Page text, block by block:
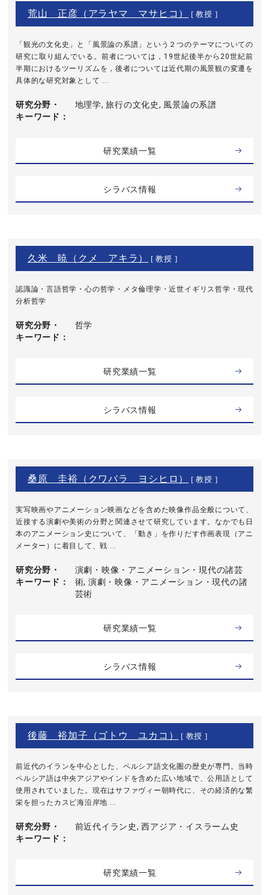
荒山 正彦（アラヤマ マサヒコ） [ 教授 ]
「観光の文化史」と「風景論の系譜」という２つのテーマについての
研究に取り組んでいる。前者については，19世紀後半から20世紀前
半期におけるツーリズムを，後者については近代期の風景観の変遷を
具体的な研究対象として ...
研究分野・
キーワード
地理学, 旅行の文化史, 風景論の系譜
研究業績一覧
シラバス情報
久米 暁（クメ アキラ） [ 教授 ]
認識論・言語哲学・心の哲学・メタ倫理学・近世イギリス哲学・現代
分析哲学
研究分野・
キーワード
哲学
研究業績一覧
シラバス情報
桑原 圭裕（クワバラ ヨシヒロ） [ 教授 ]
実写映画やアニメーション映画などを含めた映像作品全般について、
近接する演劇や美術の分野と関連させて研究しています。なかでも日
本のアニメーション史について、「動き」を作りだす作画表現（アニ
メーター）に着目して、戦 ...
研究分野・
キーワード
演劇・映像・アニメーション・現代の諸芸
術, 演劇・映像・アニメーション・現代の諸
芸術
研究業績一覧
シラバス情報
後藤 裕加子（ゴトウ ユカコ） [ 教授 ]
前近代のイランを中心とした、ペルシア語文化圏の歴史が専門。当時
ペルシア語は中央アジアやインドを含めた広い地域で、公用語として
使用されていました。現在はサファヴィー朝時代に、その経済的な繁
栄を担ったカスピ海沿岸地 ...
研究分野・
キーワード
前近代イラン史, 西アジア・イスラーム史
研究業績一覧